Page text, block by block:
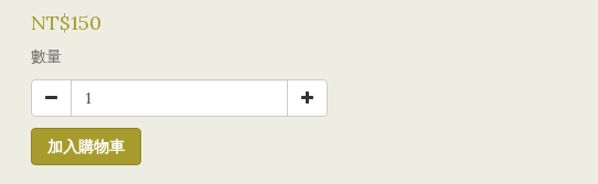
NT$150
數量
加入購物車